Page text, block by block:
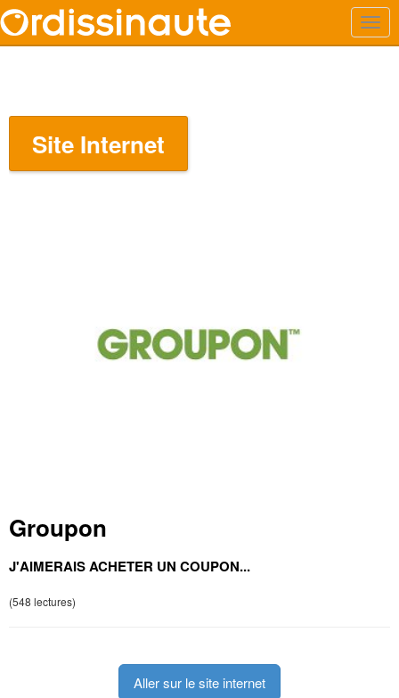
Site Internet
Groupon
J'AIMERAIS ACHETER UN COUPON...
(548 lectures)
Aller sur le site internet